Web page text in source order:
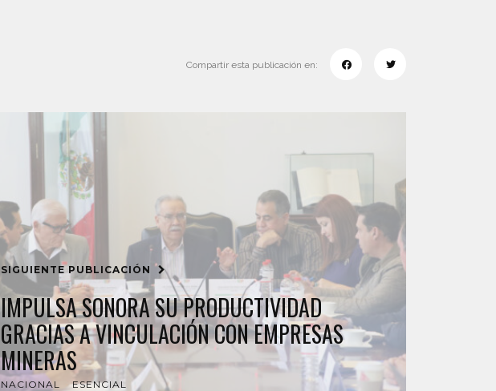
Compartir esta publicación en:
SIGUIENTE PUBLICACIÓN
IMPULSA SONORA SU PRODUCTIVIDAD
GRACIAS A VINCULACIÓN CON EMPRESAS
MINERAS
NACIONAL ESENCIAL